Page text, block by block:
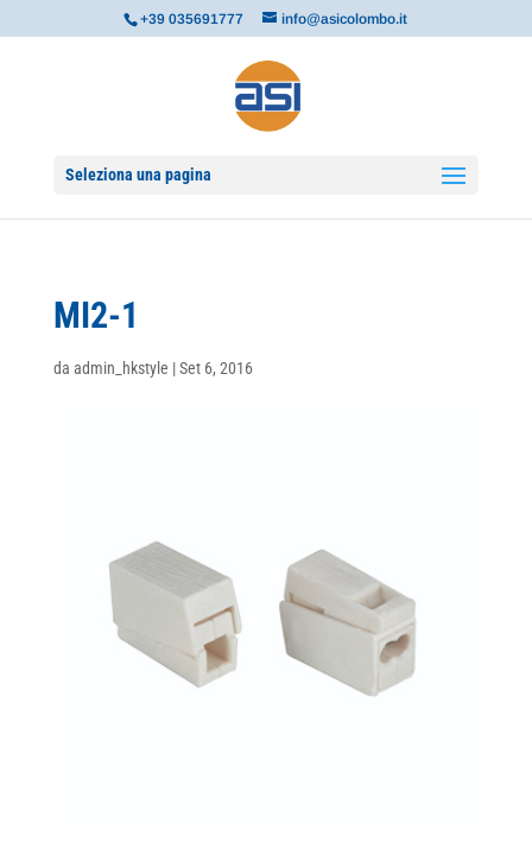
+39 035691777 info@asicolombo.it
Seleziona una pagina
MI2-1
da admin_hkstyle |Set 6, 2016